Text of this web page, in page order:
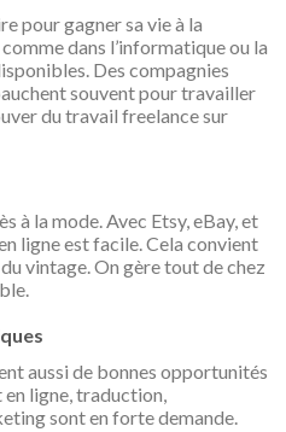
pour gagner sa vie à la
dans l’informatique ou la
Des compagnies
souvent pour travailler
du travail freelance sur
à la mode. Avec Etsy, eBay, et
ligne est facile. Cela convient
vintage. On gère tout de chez
aussi de bonnes opportunités
ligne, traduction,
sont en forte demande.